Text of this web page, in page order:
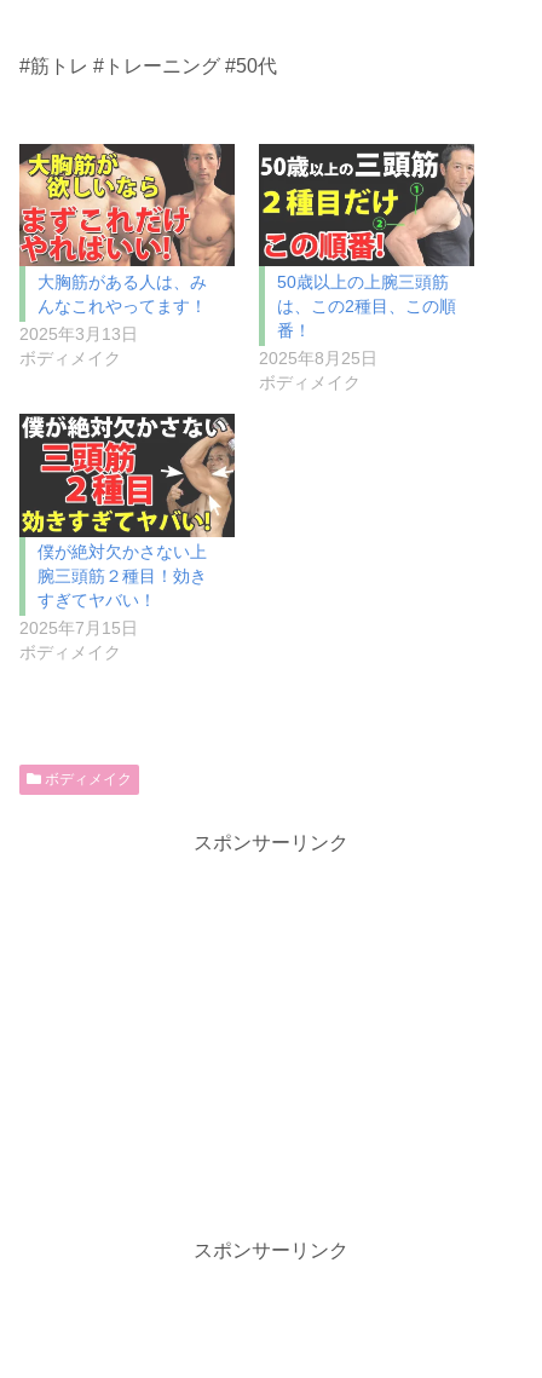
#筋トレ #トレーニング #50代
大胸筋がある人は、み
んなこれやってます！
2025年3月13日
ボディメイク
50歳以上の上腕三頭筋
は、この2種目、この順
番！
2025年8月25日
ボディメイク
僕が絶対欠かさない上
腕三頭筋２種目！効き
すぎてヤバい！
2025年7月15日
ボディメイク
ボディメイク
スポンサーリンク
スポンサーリンク